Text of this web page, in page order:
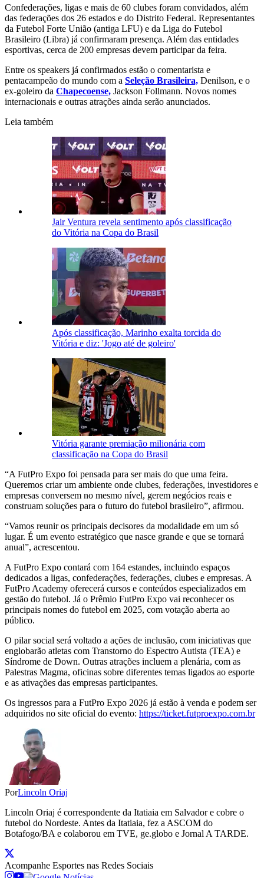
Confederações, ligas e mais de 60 clubes foram convidados, além
das federações dos 26 estados e do Distrito Federal. Representantes
da Futebol Forte União (antiga LFU) e da Liga do Futebol
Brasileiro (Libra) já confirmaram presença. Além das entidades
esportivas, cerca de 200 empresas devem participar da feira.
Entre os speakers já confirmados estão o comentarista e
pentacampeão do mundo com a Seleção Brasileira, Denilson, e o
ex-goleiro da Chapecoense, Jackson Follmann. Novos nomes
internacionais e outras atrações ainda serão anunciados.
Leia também
Jair Ventura revela sentimento após classificação
do Vitória na Copa do Brasil
Após classificação, Marinho exalta torcida do
Vitória e diz: 'Jogo até de goleiro'
Vitória garante premiação milionária com
classificação na Copa do Brasil
“A FutPro Expo foi pensada para ser mais do que uma feira.
Queremos criar um ambiente onde clubes, federações, investidores e
empresas conversem no mesmo nível, gerem negócios reais e
construam soluções para o futuro do futebol brasileiro”, afirmou.
“Vamos reunir os principais decisores da modalidade em um só
lugar. É um evento estratégico que nasce grande e que se tornará
anual”, acrescentou.
A FutPro Expo contará com 164 estandes, incluindo espaços
dedicados a ligas, confederações, federações, clubes e empresas. A
FutPro Academy oferecerá cursos e conteúdos especializados em
gestão do futebol. Já o Prêmio FutPro Expo vai reconhecer os
principais nomes do futebol em 2025, com votação aberta ao
público.
O pilar social será voltado a ações de inclusão, com iniciativas que
englobarão atletas com Transtorno do Espectro Autista (TEA) e
Síndrome de Down. Outras atrações incluem a plenária, com as
Palestras Magma, oficinas sobre diferentes temas ligados ao esporte
e as ativações das empresas participantes.
Os ingressos para a FutPro Expo 2026 já estão à venda e podem ser
adquiridos no site oficial do evento: https://ticket.futproexpo.com.br
PorLincoln Oriaj
Lincoln Oriaj é correspondente da Itatiaia em Salvador e cobre o
futebol do Nordeste. Antes da Itatiaia, fez a ASCOM do
Botafogo/BA e colaborou em TVE, ge.globo e Jornal A TARDE.
Acompanhe Esportes nas Redes Sociais